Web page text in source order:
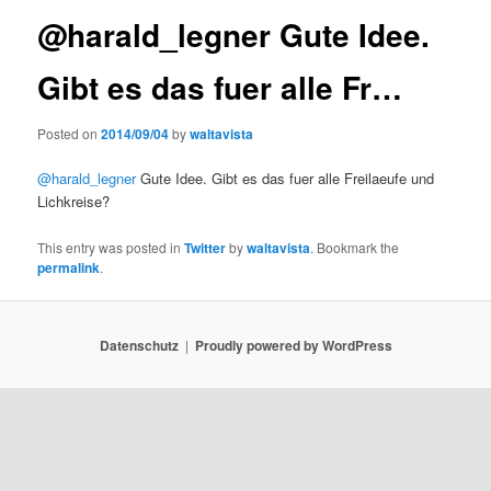
@harald_legner Gute Idee.
Gibt es das fuer alle Fr…
Posted on2014/09/04bywaltavista
@harald_legnerGute Idee. Gibt es das fuer alle Freilaeufe und
Lichkreise?
This entry was posted inTwitterbywaltavista. Bookmark the
permalink.
Datenschutz Proudly powered by WordPress